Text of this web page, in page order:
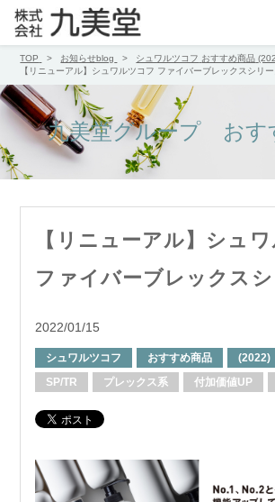
TOP お知らせblog シュワルツコフ おすすめ商品
【リニューアル】シュワルツコフ ファイバーブレックスシリ
九美堂グループ おす
【リニューアル】シュ
ファイバーブレックス
2022/01/15
シュワルツコフ おすすめ商品
(2022)
SP/TR
プレックス系 付加価値UP